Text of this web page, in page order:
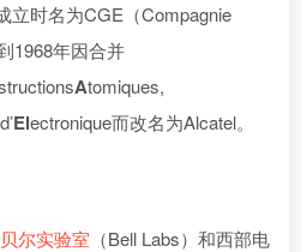
立时名为CGE（Compagnie
1968年因合并
Atomiques,
Electronique而改名为Alcatel。
贝尔实验室 （Bell Labs）和西部电